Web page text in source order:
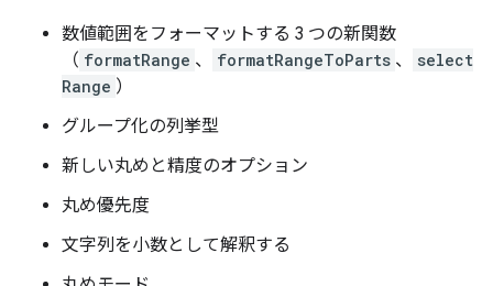
数値範囲をフォーマットする 3 つの新関数
（ formatRange 、 formatRangeToParts 、
select
Range ）
グループ化の列挙型
新しい丸めと精度のオプション
丸め優先度
文字列を小数として解釈する